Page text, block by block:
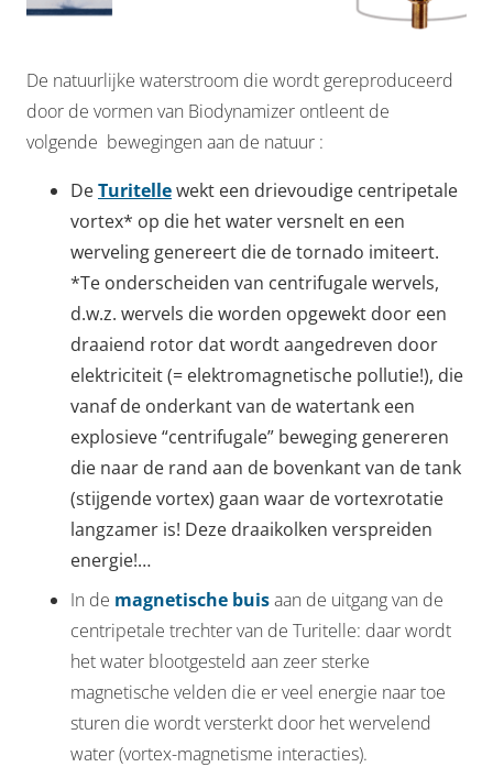
De natuurlijke waterstroom die wordt gereproduceerd
door de vormen van Biodynamizer ontleent de
volgende bewegingen aan de natuur :
DeTuritellewekt een drievoudige centripetale
vortex* op die het water versnelt en een
werveling genereert die de tornado imiteert.
*Te onderscheiden van centrifugale wervels,
d.w.z. wervels die worden opgewekt door een
draaiend rotor dat wordt aangedreven door
elektriciteit (= elektromagnetische pollutie!), die
vanaf de onderkant van de watertank een
explosieve “centrifugale” beweging genereren
die naar de rand aan de bovenkant van de tank
(stijgende vortex) gaan waar de vortexrotatie
langzamer is! Deze draaikolken verspreiden
energie!…
In de magnetische buisaan de uitgang van de
centripetale trechter van de Turitelle: daar wordt
het water blootgesteld aan zeer sterke
magnetische velden die er veel energie naar toe
sturen die wordt versterkt door het wervelend
water (vortex-magnetisme interacties).